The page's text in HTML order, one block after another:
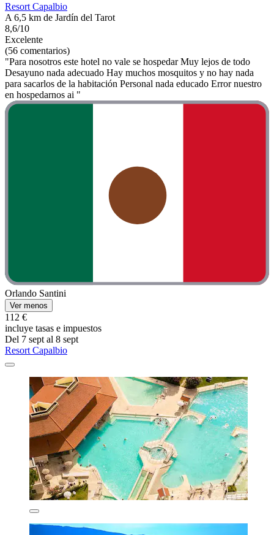
Resort Capalbio
A 6,5 km de Jardín del Tarot
8,6/10
Excelente
(56 comentarios)
"Para nosotros este hotel no vale se hospedar Muy lejos de todo
Desayuno nada adecuado Hay muchos mosquitos y no hay nada
para sacarlos de la habitación Personal nada educado Error nuestro
en hospedarnos ai "
Orlando Santini
Ver menos
112 €
incluye tasas e impuestos
Del 7 sept al 8 sept
Resort Capalbio